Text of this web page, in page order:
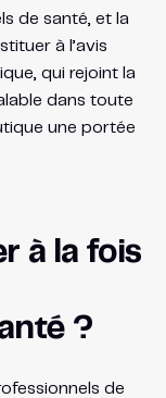
de santé, et la
à l’avis
qui rejoint la
dans toute
une portée
à la fois
?
de